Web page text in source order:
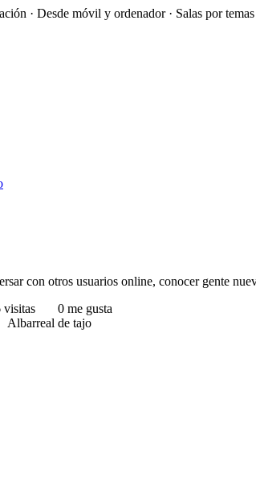
· Desde móvil y ordenador · Salas por temas
con otros usuarios online, conocer gente
visitas
0 me gusta
Albarreal de tajo